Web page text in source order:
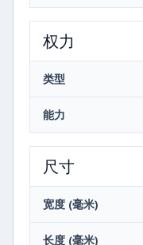
权力
类型
能力
尺寸
宽度 (毫米)
长度 (毫米)